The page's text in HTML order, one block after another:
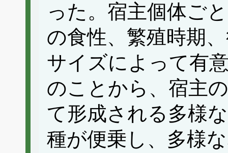
った。宿主個体ご
の食性、繁殖時期
サイズによって有
のことから、宿主
て形成される多様
種が便乗し、多様